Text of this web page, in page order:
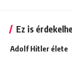
Ez is
Adolf Hitler élete